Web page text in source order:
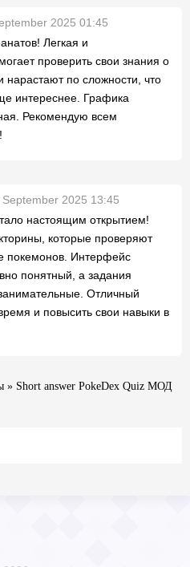
2025 01:45
Легкая и
проверить свои знания о
нарастают по сложности, что
интереснее. Графика
Рекомендую всем
September 2025 13:45
настоящим открытием!
которые проверяют
покемонов. Интерфейс
понятный, а задания
Отличный
и повысить свои навыки в
» Short answer PokeDex Quiz МОД